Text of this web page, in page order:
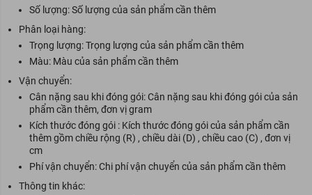
Số lượng: Số lượng của sản phẩm cần thêm
Phân loại hàng:
Trọng lượng: Trọng lượng của sản phẩm cần thêm
Màu: Màu của sản phẩm cần thêm
Vận chuyển:
Cân nặng sau khi đóng gói: Cân nặng sau khi đóng gói của sản
phẩm cần thêm, đơn vị gram
Kích thước đóng gói : Kích thước đóng gói của sản phẩm cần
thêm gồm chiều rộng (R) , chiều dài (D) , chiều cao (C) , đơn vị
cm
Phí vận chuyển: Chi phí vận chuyển của sản phẩm cần thêm
Thông tin khác: